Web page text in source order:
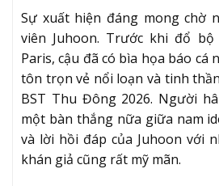
Sự xuất hiện đáng mong chờ
viên Juhoon. Trước khi đổ
Paris, cậu đã có bìa họa báo cá
tôn trọn vẻ nổi loạn và tinh
BST Thu Đông 2026. Người
một bàn thắng nữa giữa nam
và lời hồi đáp của Juhoon với
khán giả cũng rất mỹ mãn.